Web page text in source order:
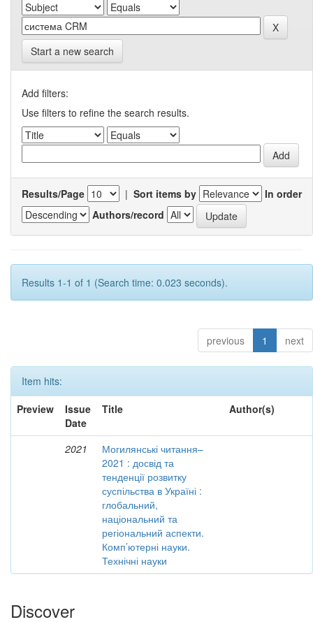
Start a new search
Add filters:
Use filters to refine the search results.
Results/Page | Sort items by
In order
Authors/record
Results 1-1 of 1 (Search time: 0.023 seconds).
previous 1 next
Item hits:
Preview
Issue
Date
Title Author(s)
2021
Могилянські читання–
2021 : досвід та
тенденції розвитку
суспільства в Україні :
глобальний,
національний та
регіональний аспекти.
Комп’ютерні науки.
Технічні науки
Discover